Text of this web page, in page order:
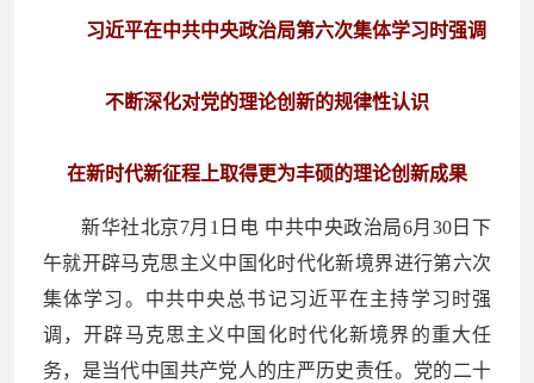
习近平在中共中央政治局第六次集体学习时强调
不断深化对党的理论创新的规律性认识
在新时代新征程上取得更为丰硕的理论创新成果
新华社北京7月1日电 中共中央政治局6月30日下
午就开辟马克思主义中国化时代化新境界进行第六次
集体学习。中共中央总书记习近平在主持学习时强
调，开辟马克思主义中国化时代化新境界的重大任
务，是当代中国共产党人的庄严历史责任。党的二十